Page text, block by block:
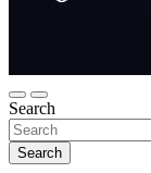
Search
Search